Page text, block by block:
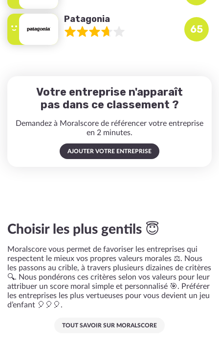
Patagonia
65
Votre entreprise n'apparaît
pas dans ce classement ?
Demandez à Moralscore de référencer votre entreprise
en 2 minutes.
AJOUTER VOTRE ENTREPRISE
Choisir les plus gentils 😇
Moralscore vous permet de favoriser les entreprises qui
respectent le mieux vos propres valeurs morales ⚖️. Nous
les passons au crible, à travers plusieurs dizaines de critères
🔍. Nous pondérons ces critères selon vos valeurs pour leur
attribuer un score moral simple et personnalisé 🎯. Préférer
les entreprises les plus vertueuses pour vous devient un jeu
d’enfant 🎈🎈🎈.
TOUT SAVOIR SUR MORALSCORE